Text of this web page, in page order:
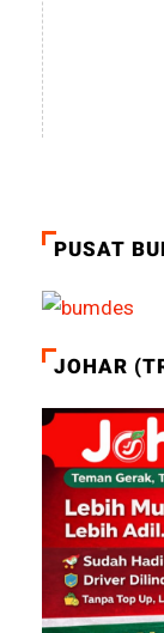
PUSAT
JOHAR